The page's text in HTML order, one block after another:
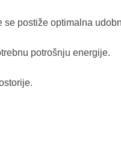
se postiže optimalna
potrošnju energije.